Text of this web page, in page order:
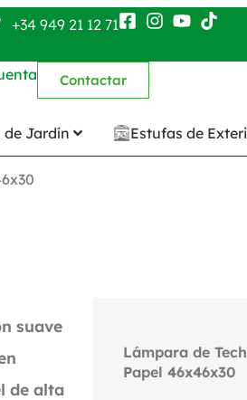
+34 949 21 12 71
Contactar
de Jardín Estufas de
suave
de alta
Lámpara de
Papel 46x46x30